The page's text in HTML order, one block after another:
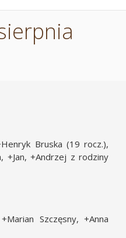
Bruska (19 rocz.),
+Jan, +Andrzej z rodziny
Szczęsny, +Anna